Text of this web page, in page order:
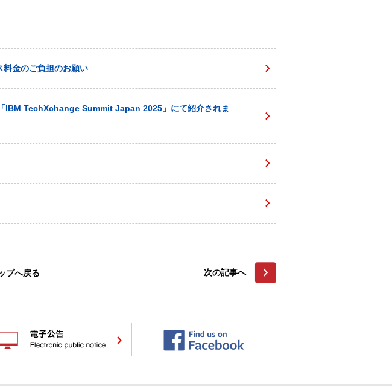
料金のご負担のお願い
IBM TechXchange Summit Japan 2025」にて紹介されま
プへ戻る 次の記事へ